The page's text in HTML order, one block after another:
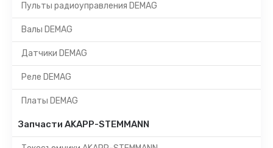
Пульты радиоуправления DEMAG
Валы DEMAG
Датчики DEMAG
Реле DEMAG
Платы DEMAG
Запчасти AKAPP-STEMMANN